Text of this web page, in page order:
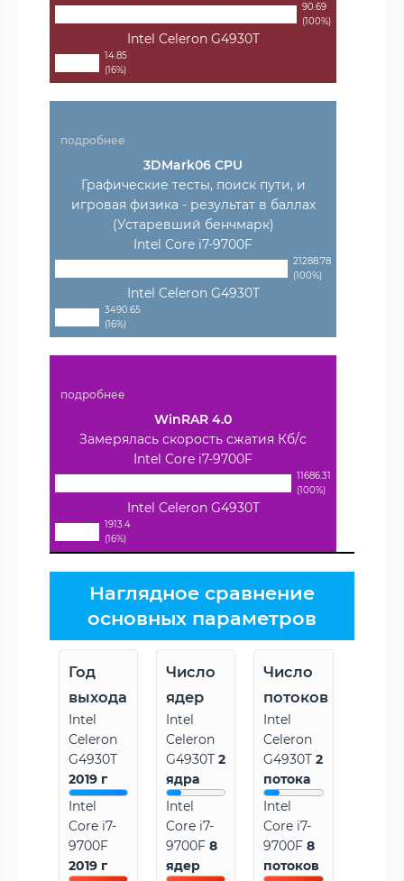
90.69
(100%)
Intel Celeron G4930T
14.85
(16%)
подробнее
3DMark06 CPU
Графические тесты, поиск пути, и
игровая физика - результат в баллах
(Устаревший бенчмарк)
Intel Core i7-9700F
21288.78
(100%)
Intel Celeron G4930T
3490.65
(16%)
подробнее
WinRAR 4.0
Замерялась скорость сжатия Кб/с
Intel Core i7-9700F
11686.31
(100%)
Intel Celeron G4930T
1913.4
(16%)
Наглядное сравнение
основных параметров
Год
выхода
Intel
Celeron
G4930T
2019 г
Intel
Core i7-
9700F
2019 г
Число
ядер
Intel
Celeron
G4930T2
ядра
Intel
Core i7-
9700F8
ядер
Число
потоков
Intel
Celeron
G4930T2
потока
Intel
Core i7-
9700F8
потоков